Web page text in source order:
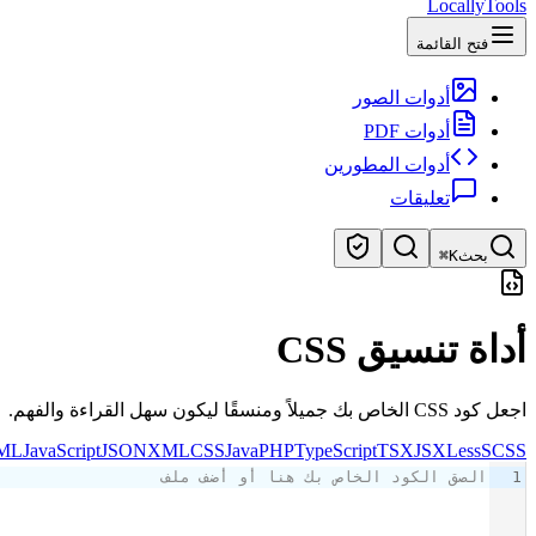
LocallyTools
فتح القائمة
أدوات الصور
أدوات PDF
أدوات المطورين
تعليقات
بحث⌘K
بحث سريع عن الأدوات
أداة تنسيق CSS
اجعل كود CSS الخاص بك جميلاً ومنسقًا ليكون سهل القراءة والفهم.
JavaScriptJSONXMLCSSJavaPHPTypeScriptTSXJSXLessSCSS
1 الصق الكود الخاص بك هنا أو أضف ملف